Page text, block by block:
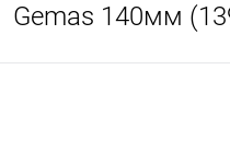
Gemas 140мм